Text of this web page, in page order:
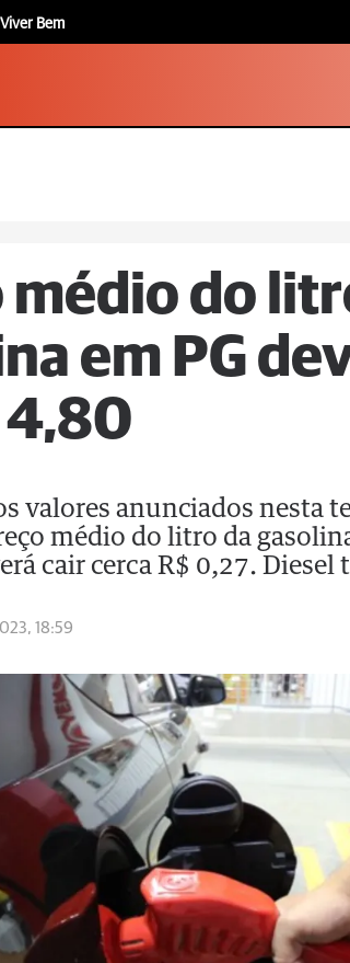
Viver Bem
médio do
em PG
4,80
valores anunciados nesta
médio do litro da
cair cerca R$ 0,27. Diesel
18:59